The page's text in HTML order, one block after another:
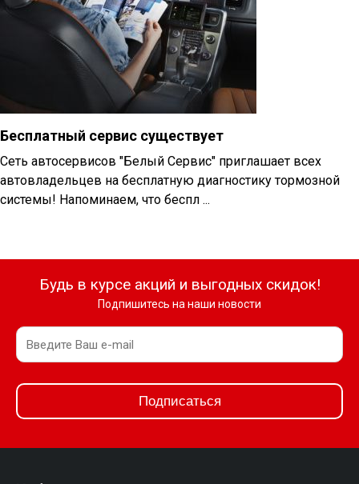
Бесплатный сервис существует
Сеть автосервисов "Белый Сервис" приглашает всех
автовладельцев на бесплатную диагностику тормозной
системы! Напоминаем, что беспл ...
Будь в курсе акций и выгодных скидок!
Подпишитесь на наши новости
Подписаться